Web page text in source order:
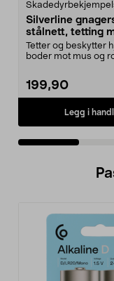
Silverline
stålnett, tetting
cm x 10 m
Tetter og beskytter
boder mot mus og
199,90
Legg i